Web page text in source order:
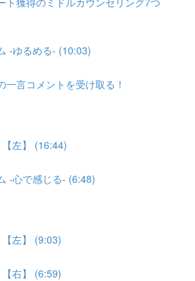
-ゆるめる- (10:03)
一言コメントを受け取る！
左】 (16:44)
-心で感じる- (6:48)
左】 (9:03)
右】 (6:59)